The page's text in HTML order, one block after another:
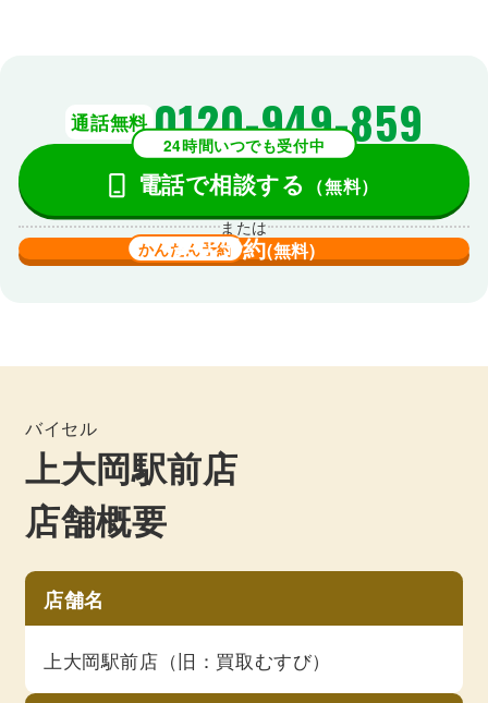
通話無料 0120-949-859
24時間いつでも受付中
電話で相談する （無料）
または
かんたん予約
来店予約(無料)
バイセル
上大岡駅前店
店舗概要
店舗名
上大岡駅前店（旧：買取むすび）